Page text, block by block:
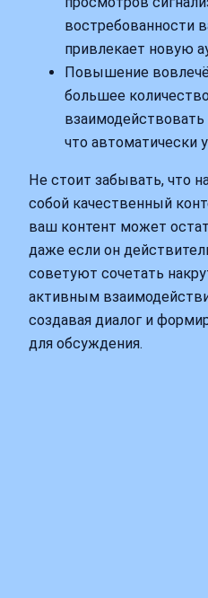
востребованности
привлекает новую
Повышение
большее
что автоматически
Не стоит забывать, что
собой качественный
ваш контент может
даже если он
советуют сочетать
активным
создавая диалог и
для обсуждения.